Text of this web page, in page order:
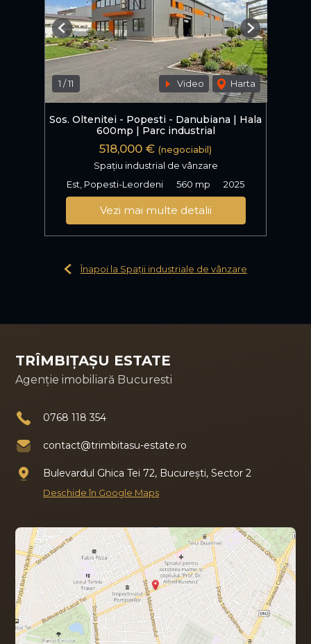
1 /11 Video Harta
Previous Next
Sos. Oltenitei - Popesti - Danubiana | Hala
600mp | Parc industrial
518,000 € (negociabil)
Spațiu industrial de vânzare
Est, Popesti-Leordeni
560 mp 2025
Vezi mai multe detalii
Înapoi la Spații industriale de vânzare
TRÎMBIȚAȘU ESTATE
Agenție imobiliară Bucuresti
0768 118 354
contact@trimbitasu-estate.ro
Bulevardul Ghica Tei 72, București, Sector 2
Deschide în Google Maps